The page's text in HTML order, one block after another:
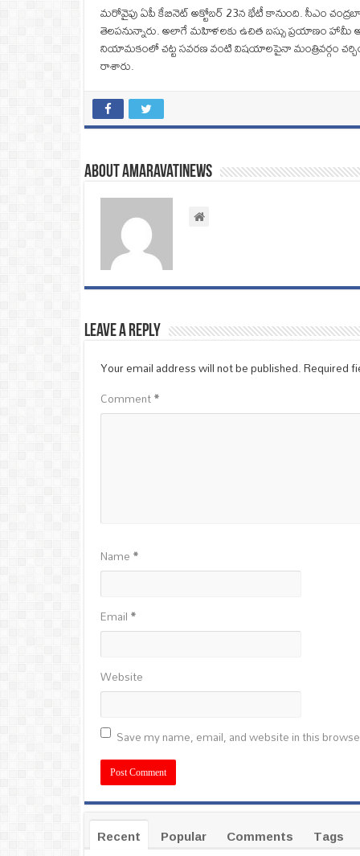
మరోవైపు ఏపీ కేబినెట్ అక్టోబర్ 23న భేటీ కానుంది. సీఎం
తెలపనున్నారు. అలాగే మహిళలకు ఉచిత బస్సు ప్రయాణం హామీ
నియామకంలో చట్ట సవరణ వంటి విషయాలపైనా మంత్రివర్గం
రాశారు.
About amaravatinews
Leave a Reply
Your email address will not be published.Required
Comment*
Name*
Email*
Website
Save my name, email, and website in this
Recent Popular Comments
Tags